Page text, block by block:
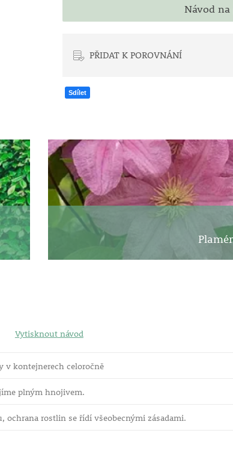
Návod
PŘIDAT K POROVNÁNÍ
Sdílet
Vytisknout návod
v kontejnerech celoročně
plným hnojivem.
rostlin se řídí všeobecnými zásadami.